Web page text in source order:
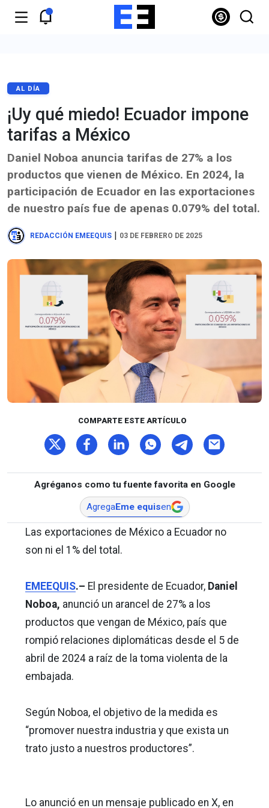
AL DÍA
¡Uy qué miedo! Ecuador impone
tarifas a México
Daniel Noboa anuncia tarifas de 27% a los
productos que vienen de México. En 2024, la
participación de Ecuador en las exportaciones
de nuestro país fue de apenas 0.079% del total.
REDACCIÓN EMEEQUIS | 03 DE FEBRERO DE 2025
COMPARTE ESTE ARTÍCULO
Agréganos como tu fuente favorita en Google
AgregaEme equisen
Las exportaciones de México a Ecuador no
son ni el 1% del total.
EMEEQUIS.– El presidente de Ecuador, Daniel
Noboa, anunció un arancel de 27% a los
productos que vengan de México, país que
rompió relaciones diplomáticas desde el 5 de
abril de 2024 a raíz de la toma violenta de la
embajada.
Según Noboa, el objetivo de la medida es
“promover nuestra industria y que exista un
trato justo a nuestros productores”.
Lo anunció en un mensaje publicado en X, en